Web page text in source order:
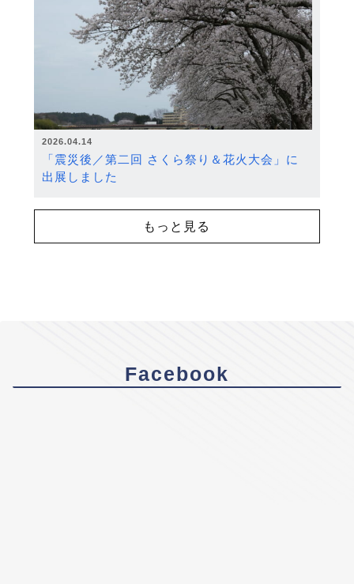
2026.04.14
「震災後／第二回 さくら祭り＆花火大会」に
出展しました
もっと見る
Facebook